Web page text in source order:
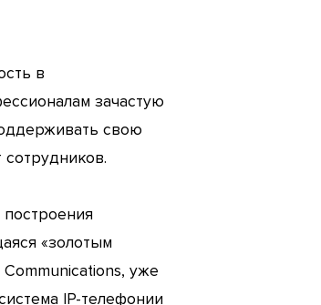
в
зачастую
свою
«золотым
уже
IP-телефонии